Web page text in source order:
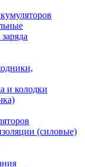
и колодки
(силовые)